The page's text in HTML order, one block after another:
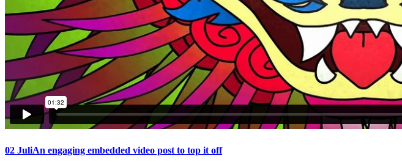
02 JuliAn engaging embedded video post to top it off